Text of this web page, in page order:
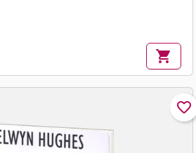
shopping_cart
favorite_border